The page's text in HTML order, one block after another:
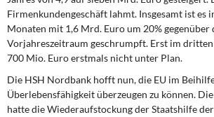
Firmenkundengeschäft lahmt. Insgesamt ist es
Monaten mit 1,6 Mrd. Euro um 20% gegenüber
Vorjahreszeitraum geschrumpft. Erst im
700 Mio. Euro erstmals nicht unter Plan.
Die HSH Nordbank hofft nun,die EU im
Überlebensfähigkeit überzeugen zu können.
hatte die Wiederaufstockung der Staatshilfe